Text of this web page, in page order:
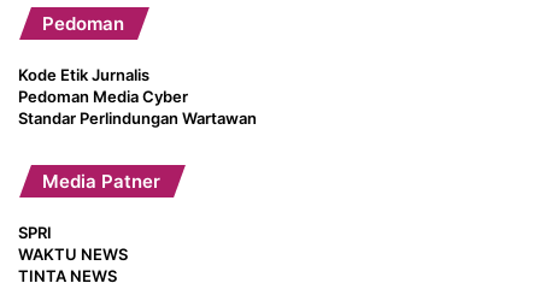
Pedoman
Kode Etik Jurnalis
Pedoman Media Cyber
Standar Perlindungan Wartawan
Media Patner
SPRI
WAKTU NEWS
TINTA NEWS